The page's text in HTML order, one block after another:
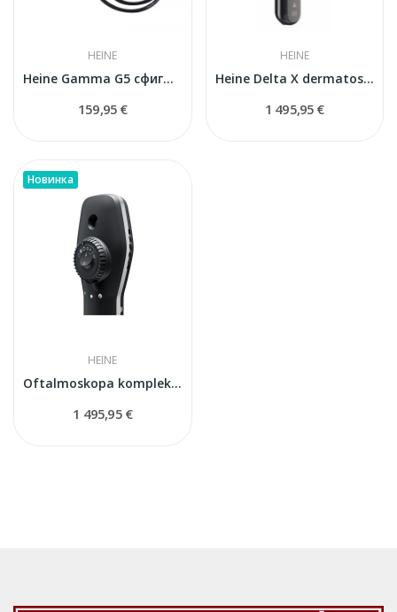
HEINE
Heine Gamma G5 сфигмоманометр
159,95 €
HEINE
Heine Delta X dermatoskops
1 495,95 €
Новинка
HEINE
Oftalmoskopa komplekts HEINE BETA X LED ar...
1 495,95 €